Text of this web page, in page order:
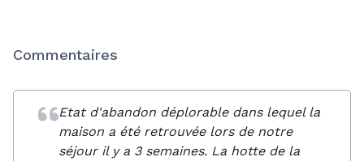
Commentaires
Etat d'abandon déplorable dans lequel la
maison a été retrouvée lors de notre
séjour il y a 3 semaines. La hotte de la